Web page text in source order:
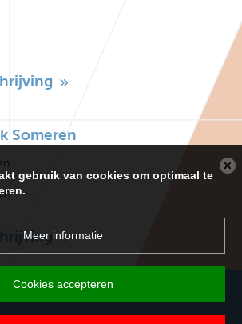
Someren
gebruik van cookies om optimaal te
Meer informatie
Cookies accepteren